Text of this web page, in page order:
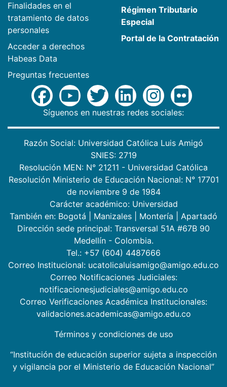
Finalidades en el
tratamiento de datos
personales
Acceder a derechos
Habeas Data
Preguntas frecuentes
Régimen Tributario
Especial
Portal de la Contratación
Síguenos en nuestras redes sociales:
Razón Social: Universidad Católica Luis Amigó
SNIES: 2719
Resolución MEN: N° 21211 - Universidad Católica
Resolución Ministerio de Educación Nacional: N° 17701
de noviembre 9 de 1984
Carácter académico: Universidad
También en: Bogotá Manizales Montería
Apartadó
Dirección sede principal: Transversal 51A #67B 90
Medellín - Colombia.
Tel.: +57 (604) 4487666
Correo Institucional: ucatolicaluisamigo@amigo.edu.co
Correo Notificaciones Judiciales:
notificacionesjudiciales@amigo.edu.co
Correo Verificaciones Académica Institucionales:
validaciones.academicas@amigo.edu.co
Términos y condiciones de uso
“Institución de educación superior sujeta a inspección
y vigilancia por el Ministerio de Educación Nacional”